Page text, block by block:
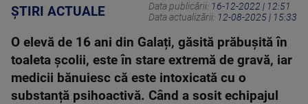
ȘTIRI ACTUALE Data publicării: 16-12-2022 | 12:51
Data actualizării: 12-08-2025 | 15:33
O elevă de 16 ani din Galați, găsită prăbușită în
toaleta şcolii, este în stare extremă de gravă, iar
medicii bănuiesc că este intoxicată cu o
substanță psihoactivă. Când a sosit echipajul